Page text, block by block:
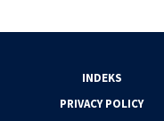
INDEKS
PRIVACY POLICY